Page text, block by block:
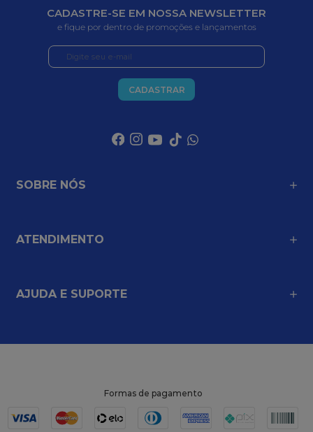
CADASTRE-SE EM NOSSA NEWSLETTER
e fique por dentro de promoções e lançamentos
CADASTRAR
SOBRE NÓS
ATENDIMENTO
AJUDA E SUPORTE
Formas de pagamento